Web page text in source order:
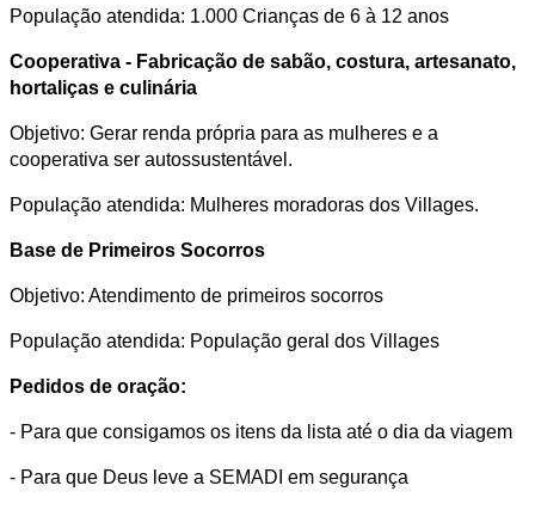
População atendida: 1.000 Crianças de 6 à 12 anos
Cooperativa - Fabricação de sabão, costura, artesanato,
hortaliças e culinária
Objetivo: Gerar renda própria para as mulheres e a
cooperativa ser autossustentável.
População atendida: Mulheres moradoras dos Villages.
Base de Primeiros Socorros
Objetivo: Atendimento de primeiros socorros
População atendida: População geral dos Villages
Pedidos de oração:
- Para que consigamos os itens da lista até o dia da viagem
- Para que Deus leve a SEMADI em segurança